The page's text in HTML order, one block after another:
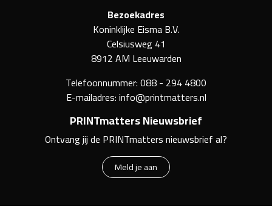
Bezoekadres
Koninklijke Eisma B.V.
Celsiusweg 41
8912 AM Leeuwarden
Telefoonnummer:088 - 294 4800
E-mailadres:info@printmatters.nl
PRINTmatters Nieuwsbrief
Ontvang jij de PRINTmatters nieuwsbrief al?
Meld je aan